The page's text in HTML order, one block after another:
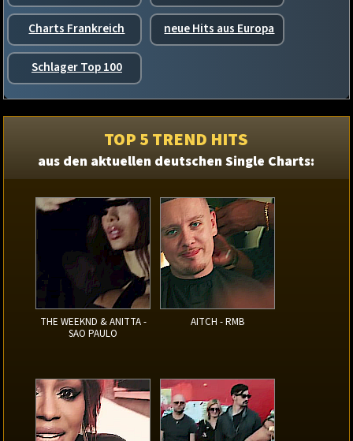
Charts Frankreich neue Hits aus Europa
Schlager Top 100
TOP 5 TREND HITS
aus den aktuellen deutschen Single Charts:
THE WEEKND & ANITTA -
SAO PAULO
AITCH - RMB